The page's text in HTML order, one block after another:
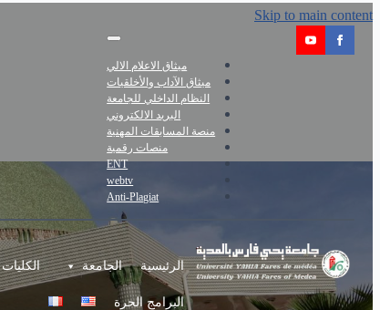
Skip to main content
ميثاق الاعلام الالي
ميثاق الآداب والأخلقيات
النظام الداخلي للجامعة
البريد الالكتروني
منصة المسابقات المهنية
منصات رقمية
ENT
webtv
Anti-Plagiat
الرئيسية الجامعة الكليات
البرامج الحرة